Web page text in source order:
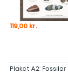
Pris
119,00 kr.
Plakat A2: Fossiler